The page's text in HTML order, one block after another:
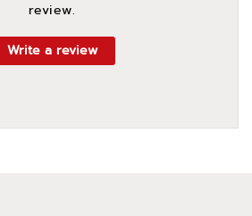
review.
Write a review